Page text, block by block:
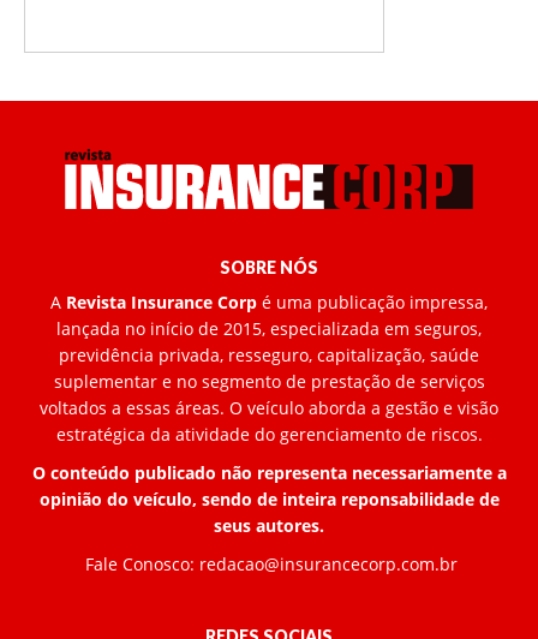
SOBRE NÓS
A Revista Insurance Corp é uma publicação impressa,
lançada no início de 2015, especializada em seguros,
previdência privada, resseguro, capitalização, saúde
suplementar e no segmento de prestação de serviços
voltados a essas áreas. O veículo aborda a gestão e visão
estratégica da atividade do gerenciamento de riscos.
O conteúdo publicado não representa necessariamente a
opinião do veículo, sendo de inteira reponsabilidade de
seus autores.
Fale Conosco: redacao@insurancecorp.com.br